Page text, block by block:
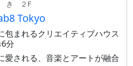
き ２F
Tokyo
包まれるクリエイティブハウス
分
愛される、音楽とアートが融合